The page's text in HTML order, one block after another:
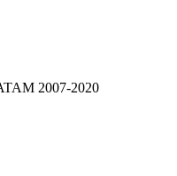
2007-2020